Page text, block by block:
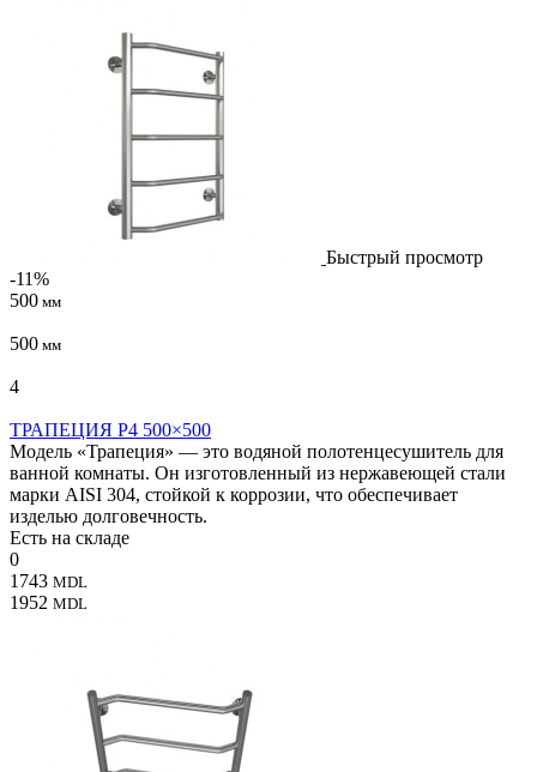
Быстрый просмотр
-11%
500 мм
500 мм
4
ТРАПЕЦИЯ P4 500×500
Модель «Трапеция» — это водяной полотенцесушитель для
ванной комнаты. Он изготовленный из нержавеющей стали
марки AISI 304, стойкой к коррозии, что обеспечивает
изделью долговечность.
Есть на складе
0
1743 MDL
1952 MDL